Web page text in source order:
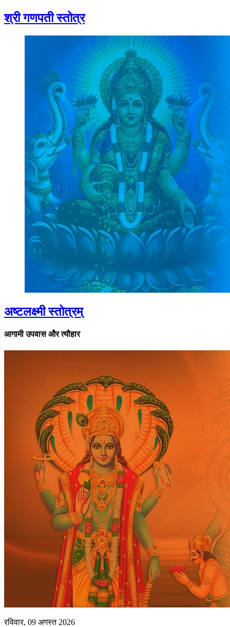
श्री गणपती स्तोत्र
अष्टलक्ष्मी स्तोत्रम्
आगामी उपवास और त्यौहार
रविवार, 09 अगस्त 2026